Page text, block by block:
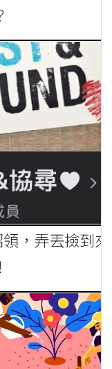
，弄丟撿到